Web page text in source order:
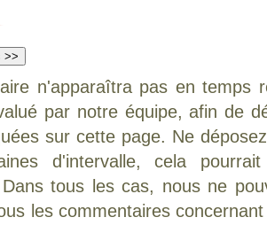
n'apparaîtra pas en temps
par notre équipe, afin de
sur cette page. Ne
d'intervalle, cela
tous les cas, nous ne
les commentaires